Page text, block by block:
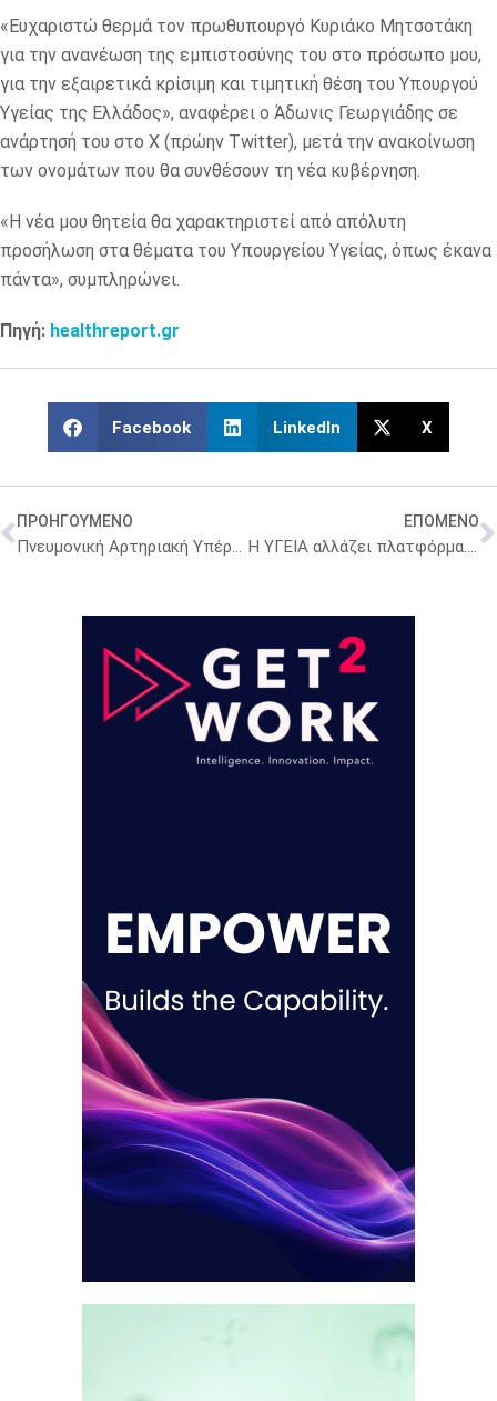
«Ευχαριστώ θερμά τον πρωθυπουργό Κυριάκο Μητσοτάκη
για την ανανέωση της εμπιστοσύνης του στο πρόσωπο μου,
για την εξαιρετικά κρίσιμη και τιμητική θέση του Υπουργού
Υγείας της Ελλάδος», αναφέρει ο Άδωνις Γεωργιάδης σε
ανάρτησή του στο Χ (πρώην Twitter), μετά την ανακοίνωση
των ονομάτων που θα συνθέσουν τη νέα κυβέρνηση.
«Η νέα μου θητεία θα χαρακτηριστεί από απόλυτη
προσήλωση στα θέματα του Υπουργείου Υγείας, όπως έκανα
πάντα», συμπληρώνει.
Πηγή: healthreport.gr
Facebook LinkedIn X
ΠΡΟΗΓΟΥΜΕΝΟ
Πνευμονική Αρτηριακή Υπέρταση: Το sotatercept στον θεραπευτικό αλγόριθμο ζητούν Έλληνες επιστήμονες
ΕΠΟΜΕΝΟ
Η ΥΓΕΙΑ αλλάζει πλατφόρμα. Η μεγάλη εικόνα και οι προεκτάσεις